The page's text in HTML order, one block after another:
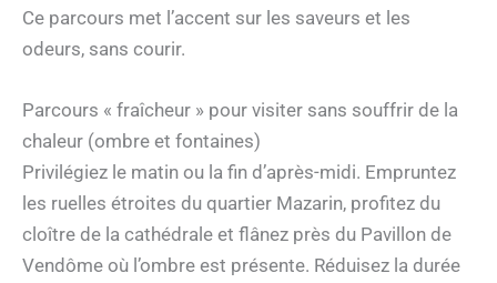
Ce parcours met l’accent sur les saveurs et les
odeurs, sans courir.
Parcours « fraîcheur » pour visiter sans souffrir de la
chaleur (ombre et fontaines)
Privilégiez le matin ou la fin d’après-midi. Empruntez
les ruelles étroites du quartier Mazarin, profitez du
cloître de la cathédrale et flânez près du Pavillon de
Vendôme où l’ombre est présente. Réduisez la durée